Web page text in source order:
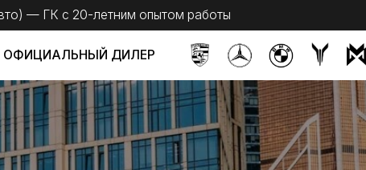
ГК с 20-летним опытом работы
ДИЛЕР